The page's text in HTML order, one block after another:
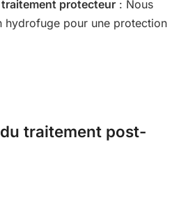
traitement protecteur : Nous
hydrofuge pour une protection
traitement post-